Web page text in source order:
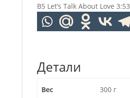
B5 Let’s Talk About Love 3:53
Детали
Вес 300 г